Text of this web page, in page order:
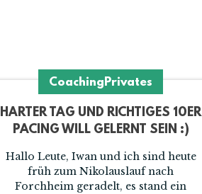
CoachingPrivates
HARTER TAG UND RICHTIGES 10ER
PACING WILL GELERNT SEIN :)
Hallo Leute, Iwan und ich sind heute
früh zum Nikolauslauf nach
Forchheim geradelt, es stand ein